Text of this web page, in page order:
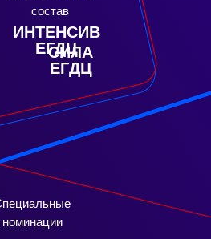
ИНТЕНСИВ
ЕГДЦ
СИЛА
ЕГДЦ
состав
номинации